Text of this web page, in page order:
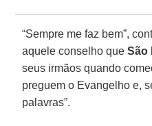
“Sempre me faz bem”,
aquele conselho queSão
seus irmãos quando
preguem o Evangelho e,
palavras”.